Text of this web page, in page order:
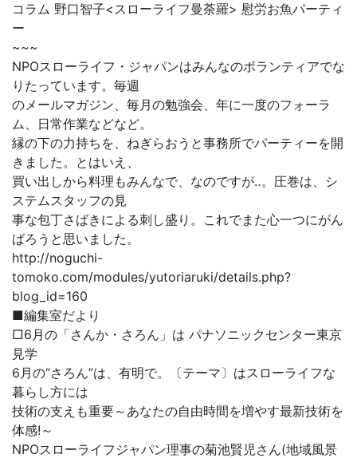
コラム 野口智子<スローライフ曼荼羅> 慰労お魚パーティ
ー
~~~
NPOスローライフ・ジャパンはみんなのボランティアでな
りたっています。毎週
のメールマガジン、毎月の勉強会、年に一度のフォーラ
ム、日常作業などなど。
縁の下の力持ちを、ねぎらおうと事務所でパーティーを開
きました。とはいえ、
買い出しから料理もみんなで、なのですが‥。圧巻は、シ
ステムスタッフの見
事な包丁さばきによる刺し盛り。これでまた心一つにがん
ばろうと思いました。
http://noguchi-
tomoko.com/modules/yutoriaruki/details.php?
blog_id=160
■編集室だより
□6月の「さんか・さろん」は パナソニックセンター東京
見学
6月の“さろん”は、有明で。〔テーマ〕はスローライフな
暮らし方には
技術の支えも重要～あなたの自由時間を増やす最新技術を
体感!～
NPOスローライフジャパン理事の菊池賢児さん(地域風景